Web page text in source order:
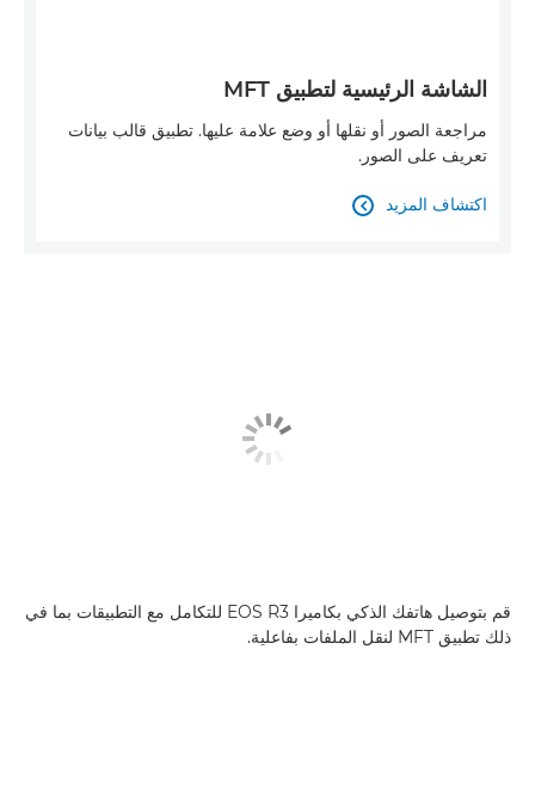
الشاشة الرئيسية لتطبيق MFT
مراجعة الصور أو نقلها أو وضع علامة عليها. تطبيق قالب بيانات
تعريف على الصور.
اكتشاف المزيد 
قم بتوصيل هاتفك الذكي بكاميرا EOS R3 للتكامل مع التطبيقات بما في
ذلك تطبيق MFT لنقل الملفات بفاعلية.